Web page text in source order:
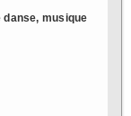
musique